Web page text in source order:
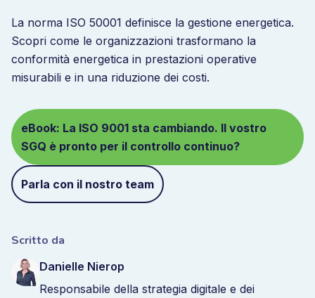
La norma ISO 50001 definisce la gestione energetica.
Scopri come le organizzazioni trasformano la
conformità energetica in prestazioni operative
misurabili e in una riduzione dei costi.
eBook: La ISO 9001 sta cambiando. Il vostro
SGQ è pronto per il controllo continuo?
Parla con il nostro team
Scritto da
Danielle Nierop
Responsabile della strategia digitale e dei